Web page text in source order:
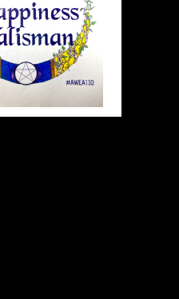
Talis
ス&ハピネスタリ
魔術アミュレット
¥2,948